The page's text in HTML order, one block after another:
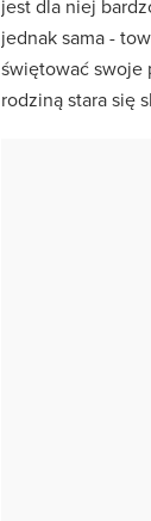
jest dla niej
jednak sama -
świętować swoje
rodziną stara się